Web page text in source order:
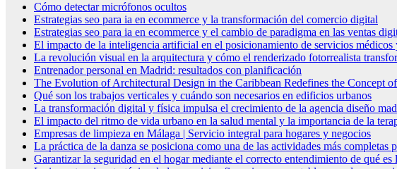
Cómo detectar micrófonos ocultos
Estrategias seo para ia en ecommerce y la transformación del comercio digital
Estrategias seo para ia en ecommerce y el cambio de paradigma en las ventas
El impacto de la inteligencia artificial en el posicionamiento de servicios médicos
La revolución visual en la arquitectura y cómo el renderizado fotorrealista
Entrenador personal en Madrid: resultados con planificación
The Evolution of Architectural Design in the Caribbean Redefines the Concept
Qué son los trabajos verticales y cuándo son necesarios en edificios urbanos
La transformación digital y física impulsa el crecimiento de la agencia diseño
El impacto del ritmo de vida urbano en la salud mental y la importancia de la
Empresas de limpieza en Málaga | Servicio integral para hogares y negocios
La práctica de la danza se posiciona como una de las actividades más
Garantizar la seguridad en el hogar mediante el correcto entendimiento de qué